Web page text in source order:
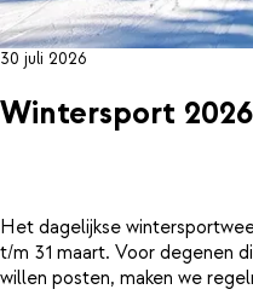
30 juli 2026
Wintersport
Het dagelijkse
t/m 31 maart. Voor degenen
willen posten, maken we